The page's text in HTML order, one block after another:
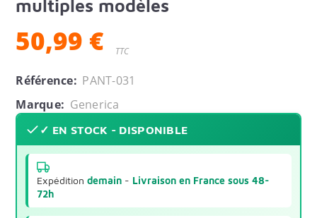
multiples modèles
50,99 € TTC
Référence: PANT-031
Marque: Generica
✓ EN STOCK - DISPONIBLE
Expéditiondemain - Livraison en France sous 48-
72h